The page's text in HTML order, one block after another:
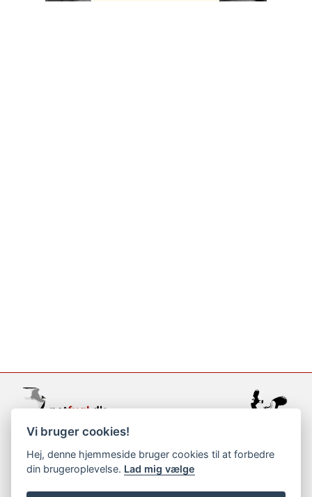
support@netfugl.dk
copyright © 2002-2023
Vi bruger cookies!
Hej, denne hjemmeside bruger cookies til at forbedre
din brugeroplevelse. Lad mig vælge